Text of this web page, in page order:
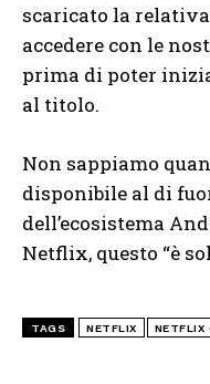
scaricato la
accedere con le
prima di poter
al titolo.
Non sappiamo
disponibile al di
dell’ecosistema
Netflix, questo “è
TAGS NETFLIX NETFLIX